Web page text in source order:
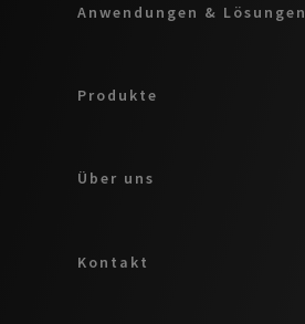
Anwendungen & Lösungen
Produkte
Über uns
Kontakt